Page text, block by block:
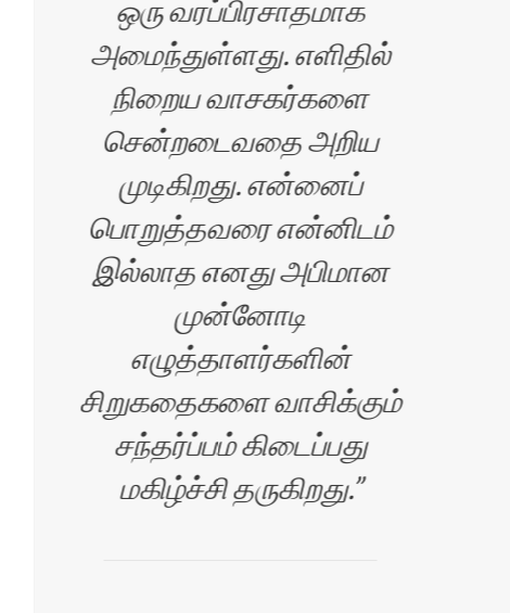
ஒரு வரப்பிரசாதமாக
அமைந்துள்ளது. எளிதில்
நிறைய வாசகர்களை
சென்றடைவதை அறிய
முடிகிறது. என்னைப்
பொறுத்தவரை என்னிடம்
இல்லாத எனது அபிமான
முன்னோடி
எழுத்தாளர்களின்
சிறுகதைகளை வாசிக்கும்
சந்தர்ப்பம் கிடைப்பது
மகிழ்ச்சி தருகிறது.